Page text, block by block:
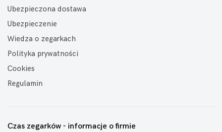
Ubezpieczona dostawa
Ubezpieczenie
Wiedza o zegarkach
Polityka prywatności
Cookies
Regulamin
Czas zegarków - informacje o firmie